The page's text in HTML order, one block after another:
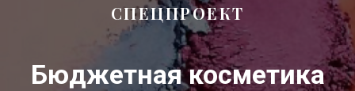
СПЕЦПРОЕКТ
Бюджетная косметика